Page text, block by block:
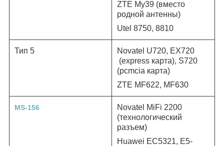
ZTE My39 (вместо
родной антенны)
Utel 8750, 8810
Тип 5
Novatel U720, EX720
(express карта), S720
(pcmcia карта)
ZTE MF622, MF630
MS-156
Novatel MiFi 2200
(технологический
разъем)
Huawei EC5321, E5-